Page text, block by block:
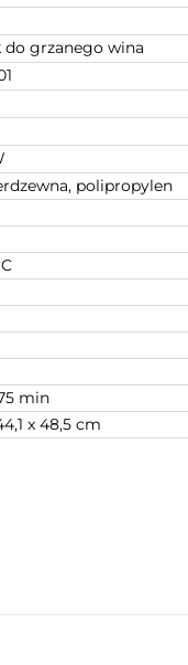
do grzanego wina
polipropylen
min
x 48,5 cm